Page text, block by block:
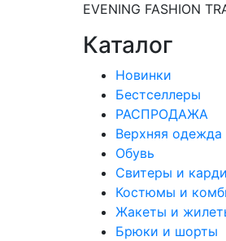
EVENING FASHION
Каталог
Новинки
Бестселлеры
РАСПРОДАЖА
Верхняя одежда
Обувь
Свитеры и
Костюмы и
Жакеты и
Брюки и шорты